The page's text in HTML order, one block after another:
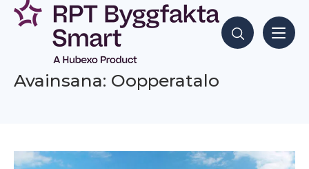
Siirry
sisältöön
Hae sisältöjä
Avainsana: Oopperatalo